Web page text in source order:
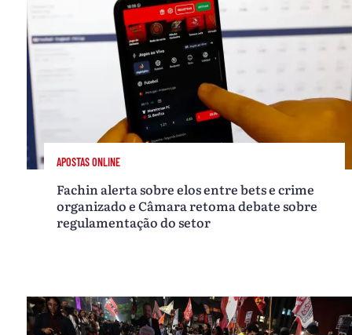
APOSTAS ONLINE
Fachin alerta sobre elos entre bets e crime
organizado e Câmara retoma debate sobre
regulamentação do setor